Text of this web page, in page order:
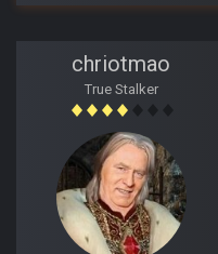
chriotmao
True Stalker